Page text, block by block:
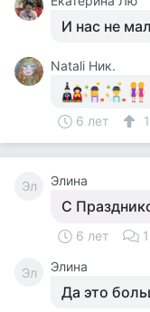
И нас не
Natali Ник.
6 лет 1
Эл Элина
С
6 лет 1
Эл Элина
Да это